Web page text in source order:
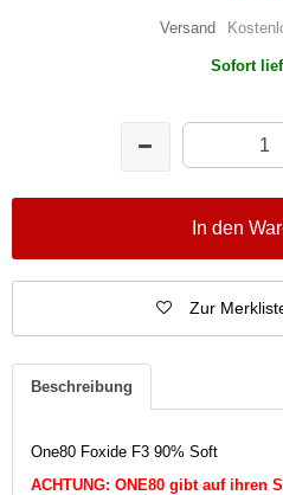
Versand
Sofort
In den
Zur
Beschreibung
One80 Foxide F3 90% Soft
ACHTUNG: ONE80 gibt auf ihren